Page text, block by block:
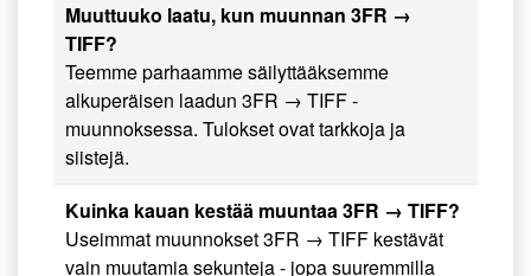
Muuttuuko laatu, kun muunnan 3FR →
TIFF?
Teemme parhaamme säilyttääksemme
alkuperäisen laadun 3FR → TIFF -
muunnoksessa. Tulokset ovat tarkkoja ja
siistejä.
Kuinka kauan kestää muuntaa 3FR → TIFF?
Useimmat muunnokset 3FR → TIFF kestävät
vain muutamia sekunteja - jopa suuremmilla